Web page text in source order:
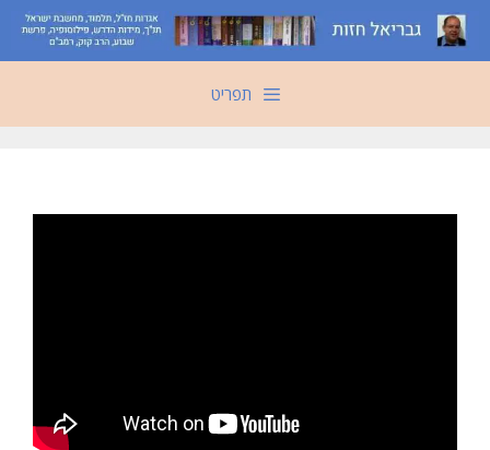
לדלג
לתוכן
תפריט